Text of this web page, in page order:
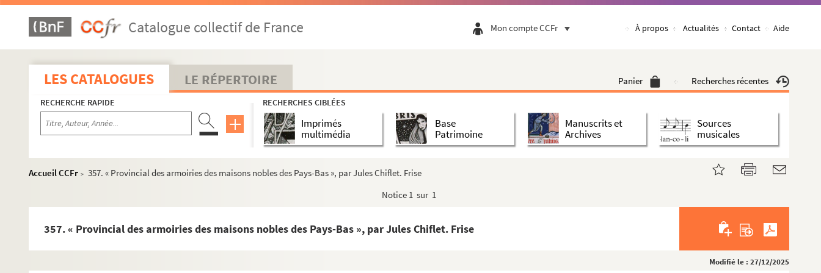
Catalogue collectif de France Mon compte CCFr À propos Actualités Contact Aide
LES CATALOGUES LE RÉPERTOIRE Panier Recherches récentes
RECHERCHE RAPIDE RECHERCHES CIBLÉES
Imprimés
multimédia
Base
Patrimoine
Manuscrits et
Archives
Sources
musicales
Accueil CCFr > 357. « Provincial des armoiries des maisons nobles des Pays-Bas », par Jules Chiflet. Frise
Notice 1 sur 1
357. « Provincial des armoiries des maisons nobles des Pays-Bas », par Jules Chiflet. Frise
Modifié le : 27/12/2025
Page 1. « Ancien Provincial d'armoiries, compilé environ l'an 1370. » Cet armorial général, très sommaire, d...
Page 121. « Armoiries de la noblesse qui se trouva en un tournoy à Mons, en l'an 1310 »
Page 133. « Armoiries de la noblesse qui est dite dans le roman de Jean de Saintré avoir accompagné Jean, roy ...
Page 145. « Armoiries tirées d'un roleau original d'environ l'an 1273, contenant les armes de la principale no...
Page 163. « Armoiries de la noblesse qui se trouva au grand tournoy de Compiègne, en l'an 1238 »
Page 167. « Description des quatre pièces de tapisseries estans au palais à Bruxelles, représentans la bataill...
Page 183. « Provincial des armoiries des maisons nobles des Pays-Bas », par Jules Chiflet
Page 358. « Extrait de tous les ennoblissemens enregistrez en la Chambre des comptes du Roy à Lille, depuis l'...
133. « Armoiries de la noblesse qui est dite dans le roman de Jean de Saintré avoir accompagné Jean, roy ...